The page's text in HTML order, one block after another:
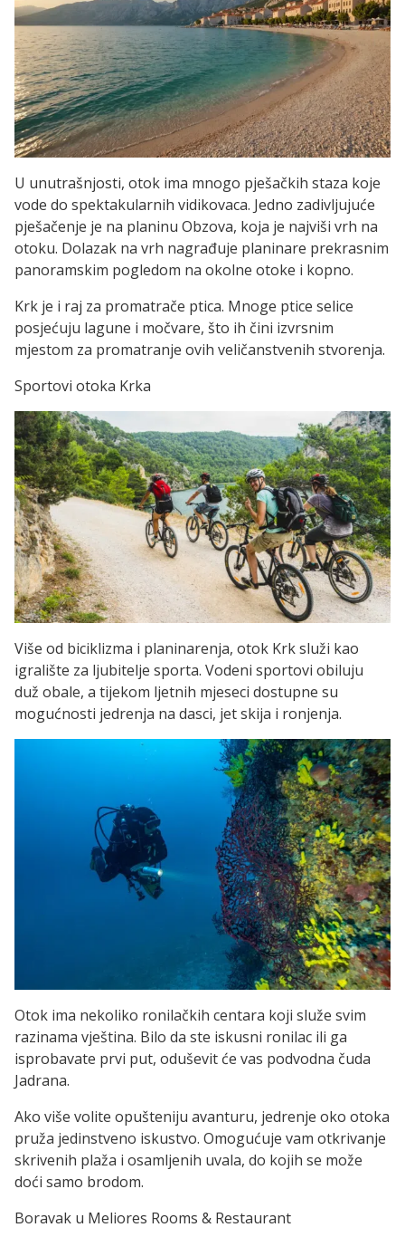
U unutrašnjosti, otok ima mnogo pješačkih staza koje
vode do spektakularnih vidikovaca. Jedno zadivljujuće
pješačenje je na planinu Obzova, koja je najviši vrh na
otoku. Dolazak na vrh nagrađuje planinare prekrasnim
panoramskim pogledom na okolne otoke i kopno.
Krk je i raj za promatrače ptica. Mnoge ptice selice
posjećuju lagune i močvare, što ih čini izvrsnim
mjestom za promatranje ovih veličanstvenih stvorenja.
Sportovi otoka Krka
Više od biciklizma i planinarenja, otok Krk služi kao
igralište za ljubitelje sporta. Vodeni sportovi obiluju
duž obale, a tijekom ljetnih mjeseci dostupne su
mogućnosti jedrenja na dasci, jet skija i ronjenja.
Otok ima nekoliko ronilačkih centara koji služe svim
razinama vještina. Bilo da ste iskusni ronilac ili ga
isprobavate prvi put, oduševit će vas podvodna čuda
Jadrana.
Ako više volite opušteniju avanturu, jedrenje oko otoka
pruža jedinstveno iskustvo. Omogućuje vam otkrivanje
skrivenih plaža i osamljenih uvala, do kojih se može
doći samo brodom.
Boravak u Meliores Rooms & Restaurant